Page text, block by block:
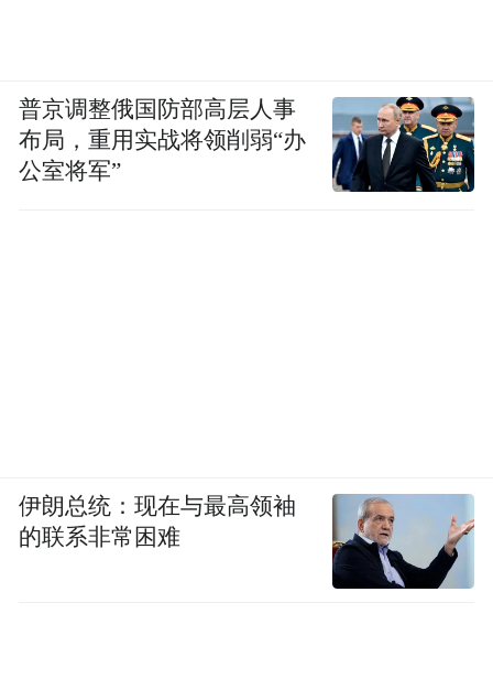
普京调整俄国防部高层人事
布局，重用实战将领削弱“办
公室将军”
伊朗总统：现在与最高领袖
的联系非常困难